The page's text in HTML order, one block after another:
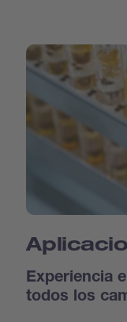
Experiencia
todos los